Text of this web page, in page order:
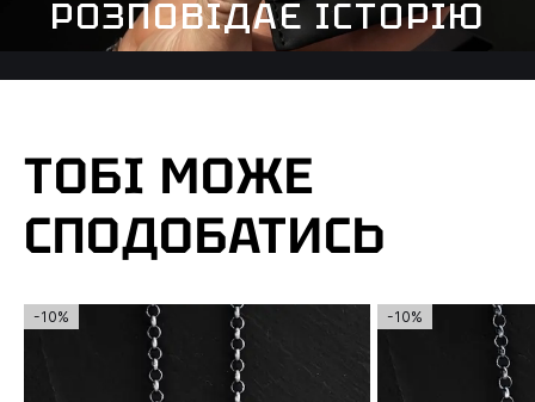
РОЗПОВІДАЄ ІСТОРІЮ
ТОБІ МОЖЕ
СПОДОБАТИСЬ
-10% -10%